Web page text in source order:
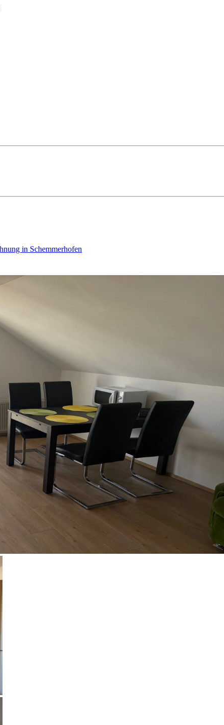
in Schemmerhofen